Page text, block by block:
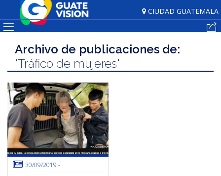
Espectáculos
GTV
Play
Alertas
En
Vivo
CIUDAD GUATEMALA
Archivo de publicaciones de:
"Tráfico de mujeres"
30/09/2019 -